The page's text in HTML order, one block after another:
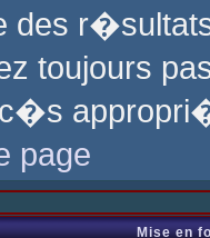
des
toujours
page
Mise en